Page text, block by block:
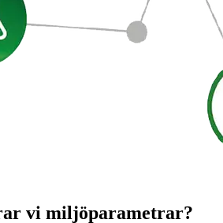
vi miljöparametrar?